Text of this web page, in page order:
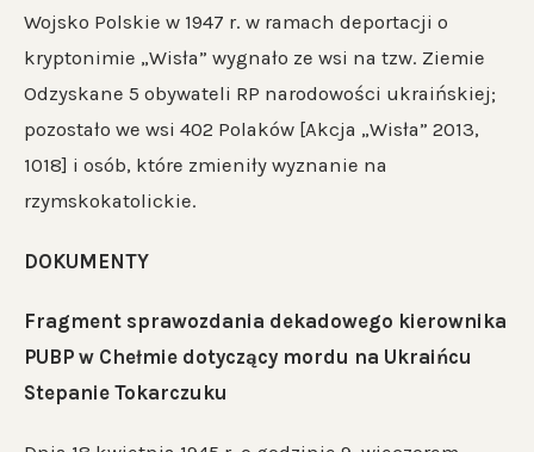
Wojsko Polskie w 1947 r. w ramach deportacji o
kryptonimie „Wisła” wygnało ze wsi na tzw. Ziemie
Odzyskane 5 obywateli RP narodowości ukraińskiej;
pozostało we wsi 402 Polaków [Akcja „Wisła” 2013,
1018] i osób, które zmieniły wyznanie na
rzymskokatolickie.
DOKUMENTY
Fragment sprawozdania dekadowego kierownika
PUBP w Chełmie dotyczący mordu na Ukraińcu
Stepanie Tokarczuku